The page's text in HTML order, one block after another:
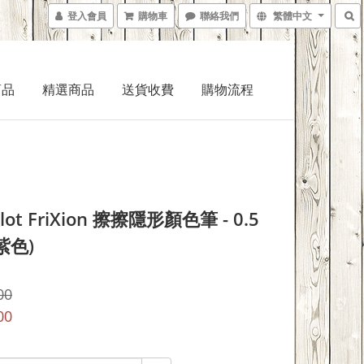
登入會員 購物車 聯絡我們 繁體中文
精選商品 送貨收費 購物流程
FriXion 擦擦隱形顏色筆 - 0.5
色)